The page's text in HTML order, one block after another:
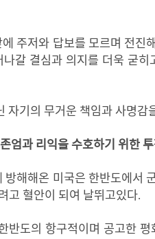
주저와 답보를 모르며 전진
나갈 결심과 의지를 더욱 굳히
자기의 무거운 책임과 사명감
존엄과 리익을 수호하기 위한
방해해온 미국은 한반도에서
고 혈안이 되여 날뛰 고있다.
반도의 항구적이며 공고한